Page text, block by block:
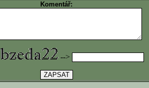
Komentář:
-->